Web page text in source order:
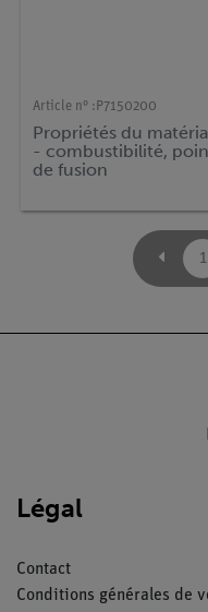
Article n° : P7150200
Propriétés du
- combustibilité,
de fusion
1
Légal
Contact
Conditions générales de